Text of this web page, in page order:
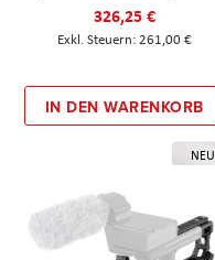
326,25 €
261,00 €
IN DEN WARENKORB
NEU